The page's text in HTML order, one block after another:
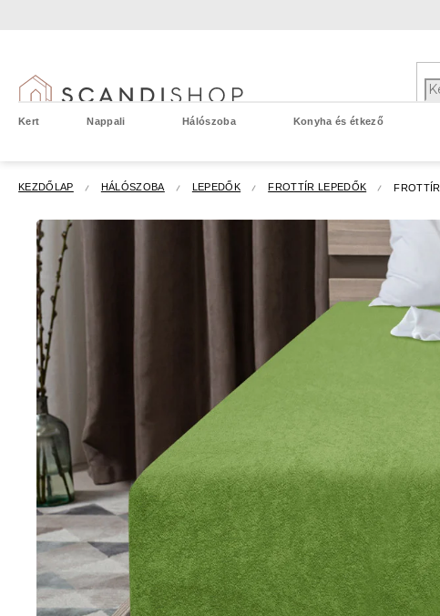
Kert Nappali Hálószoba Konyha és étkező
KEZDŐLAP HÁLÓSZOBA LEPEDŐK FROTTÍR LEPEDŐK